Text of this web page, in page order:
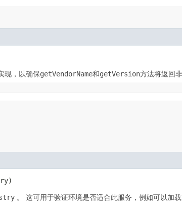
现，以确保getVendorName和getVersion方法将返回非
。 这可用于验证环境是否适合此服务，例如可以加载